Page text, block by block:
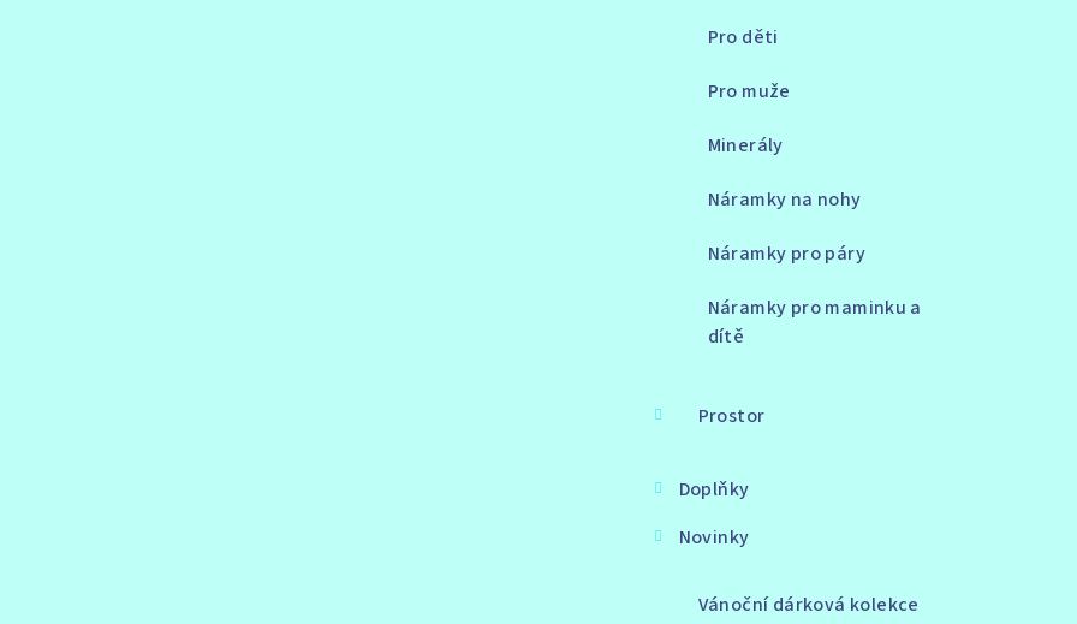
Pro děti
Pro muže
Minerály
Náramky na nohy
Náramky pro páry
Náramky pro maminku a
dítě
Prostor
Doplňky
Novinky
Vánoční dárková kolekce